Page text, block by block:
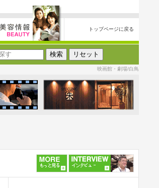
トップページに戻る
映画館・劇場/白鳥